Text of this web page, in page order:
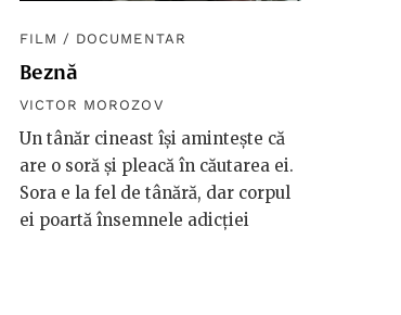
FILM / DOCUMENTAR
Beznă
VICTOR MOROZOV
Un tânăr cineast își amintește că
are o soră și pleacă în căutarea ei.
Sora e la fel de tânără, dar corpul
ei poartă însemnele adicției